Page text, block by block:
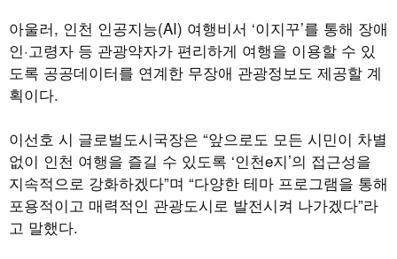
아울러, 인천 인공지능(AI) 여행비서 ‘이지꾸’를 통해 장애
인·고령자 등 관광약자가 편리하게 여행을 이용할 수 있
도록 공공데이터를 연계한 무장애 관광정보도 제공할 계
획이다.
이선호 시 글로벌도시국장은 “앞으로도 모든 시민이 차별
없이 인천 여행을 즐길 수 있도록 ‘인천e지’의 접근성을
지속적으로 강화하겠다”며 “다양한 테마 프로그램을 통해
포용적이고 매력적인 관광도시로 발전시켜 나가겠다”라
고 말했다.